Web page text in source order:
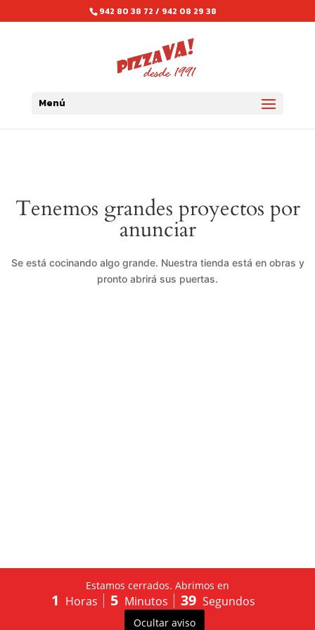
942 80 38 72 / 942 08 29 38
Menú
Tenemos grandes proyectos por
anunciar
Se está cocinando algo grande. Nuestra tienda está en obras y
pronto abrirá sus puertas.
La agencia de marketing y diseño web
Purple Dreams😋
Estamos cerrados. Abrimos en
1 Horas 5 Minutos 39 Segundos
Ocultar aviso